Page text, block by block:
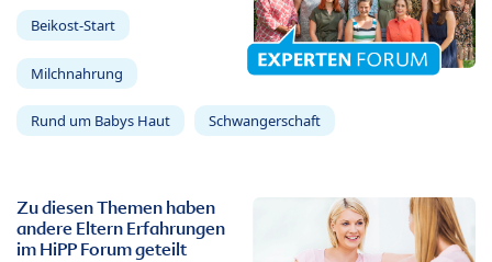
Beikost-Start
Milchnahrung
Rund um Babys Haut Schwangerschaft
Zu diesen Themen haben
andere Eltern Erfahrungen
im HiPP Forum geteilt